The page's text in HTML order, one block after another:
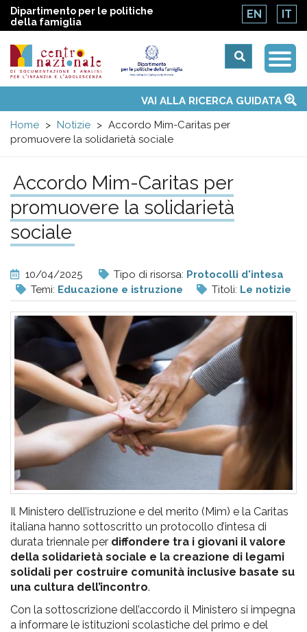
Dipartimento per le politiche
della famiglia
EN IT
Centro
nazionale
di
Documentazione
e
analisi
pr
l'infanzia
e
l'adolescenza
menu
Temi
Attività
Convenzione ONUVAI ALLA RICERCA GUIDATA
Home
Notizie
Accordo Mim-Caritas per
promuovere la solidarietà sociale
Accordo Mim-Caritas per
promuovere la solidarietà
sociale
10/04/2025 Tipo di risorsa: Protocolli d'intesa
Temi: Educazione e istruzione Titoli: Le notizie
Il Ministero dell’istruzione e del merito (Mim) e la Caritas
italiana hanno sottoscritto un protocollo d’intesa di
durata triennale per diffondere tra i giovani il valore
della solidarietà sociale e la creazione di legami
solidali per costruire comunità inclusive basate su
una cultura dell’incontro.
Con la sottoscrizione dell’accordo il Ministero si impegna
a informare le istituzioni scolastiche del primo e del